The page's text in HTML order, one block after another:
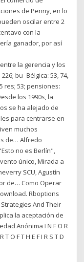
de Penny, en lo
oscilar entre 2
con la
ganador, por así
la gerencia y los
bu- Bélgica: 53, 74,
res; 53; pensiones:
los 1990s, la
se ha alejado de
para centrarse en
muchos
de… Alfredo
no es Berlín",
único, Mirada a
SCU, Agustín
de… Como Operar
Rboptions
And Their
la aceptación de
Anónima I N F O R
T O F T H E F I R S T D